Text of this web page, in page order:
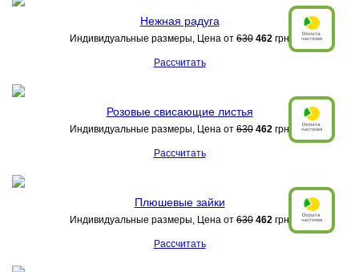
Нежная радуга
Индивидуальные размеры, Цена от 630 462 грн
Рассчитать
Розовые свисающие листья
Индивидуальные размеры, Цена от 630 462 грн
Рассчитать
Плюшевые зайки
Индивидуальные размеры, Цена от 630 462 грн
Рассчитать